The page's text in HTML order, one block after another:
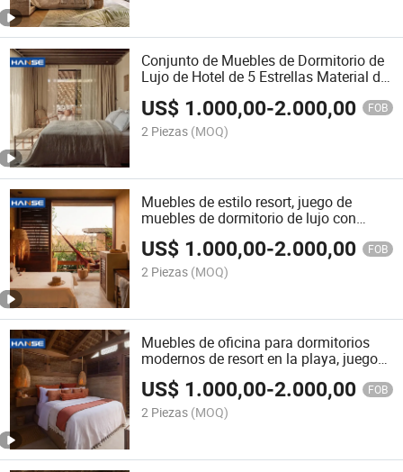
Conjunto de Muebles de Dormitorio de
Lujo de Hotel de 5 Estrellas Material de
Camas de Lujo
US$ 1.000,00-2.000,00 FOB
2 Piezas (MOQ)
Muebles de estilo resort, juego de
muebles de dormitorio de lujo con
cama king size, cama king size
moderna
US$ 1.000,00-2.000,00 FOB
2 Piezas (MOQ)
Muebles de oficina para dormitorios
modernos de resort en la playa, juego
de muebles para dormitorio
US$ 1.000,00-2.000,00 FOB
2 Piezas (MOQ)